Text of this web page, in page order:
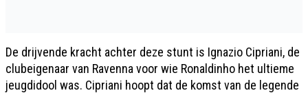
De drijvende kracht achter deze stunt is Ignazio Cipriani, de
clubeigenaar van Ravenna voor wie Ronaldinho het ultieme
jeugdidool was. Cipriani hoopt dat de komst van de legende